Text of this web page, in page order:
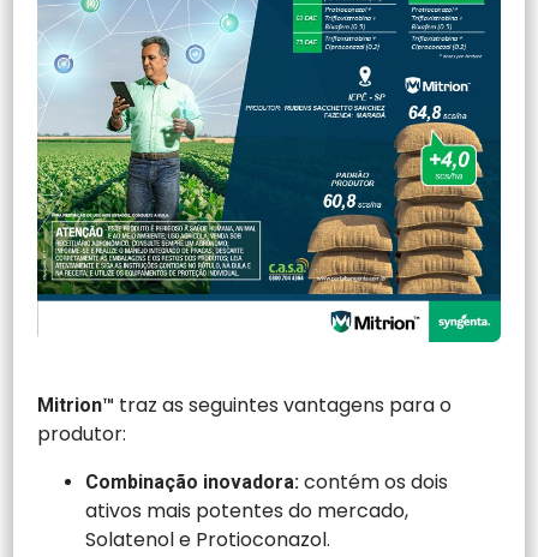
Mitrion™ traz as seguintes vantagens para o
produtor:
Combinação inovadora: contém os dois
ativos mais potentes do mercado,
Solatenol e Protioconazol.